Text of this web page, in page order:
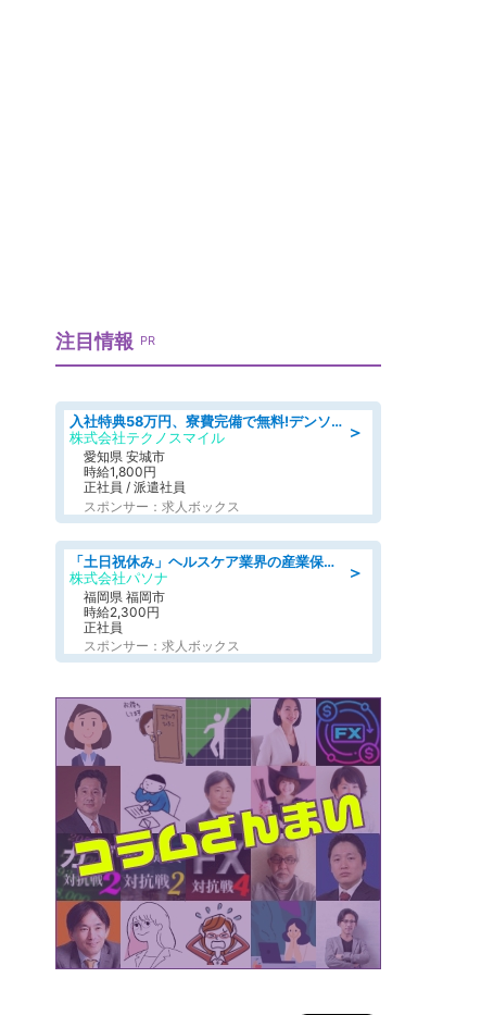
注目情報 PR
＞
入社特典58万円、寮費完備で無料!デンソーで働こう!自動車工場で小型部品の検査業務 denso aichi
株式会社テクノスマイル
愛知県 安城市
時給1,800円
正社員 / 派遣社員
スポンサー：求人ボックス
＞
「土日祝休み」ヘルスケア業界の産業保健師/高時給/未経験OK/要資格:保健師、正看護師
株式会社パソナ
福岡県 福岡市
時給2,300円
正社員
スポンサー：求人ボックス